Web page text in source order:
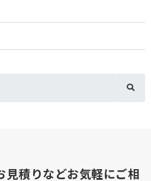
見積りなどお気軽にご相